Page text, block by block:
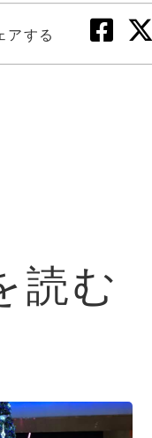
アする
読む